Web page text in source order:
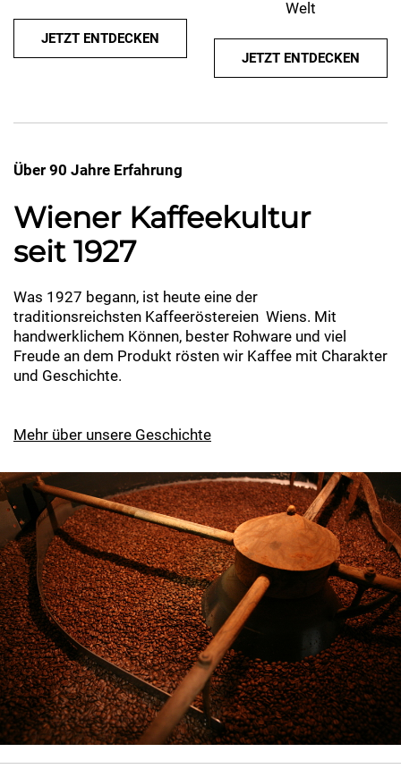
JETZT ENTDECKEN
Welt
JETZT ENTDECKEN
Über 90 Jahre Erfahrung
Wiener Kaffeekultur
seit 1927
Was 1927 begann, ist heute eine der
traditionsreichsten Kaffeeröstereien Wiens. Mit
handwerklichem Können, bester Rohware und viel
Freude an dem Produkt rösten wir Kaffee mit Charakter
und Geschichte.
Mehr über unsere Geschichte